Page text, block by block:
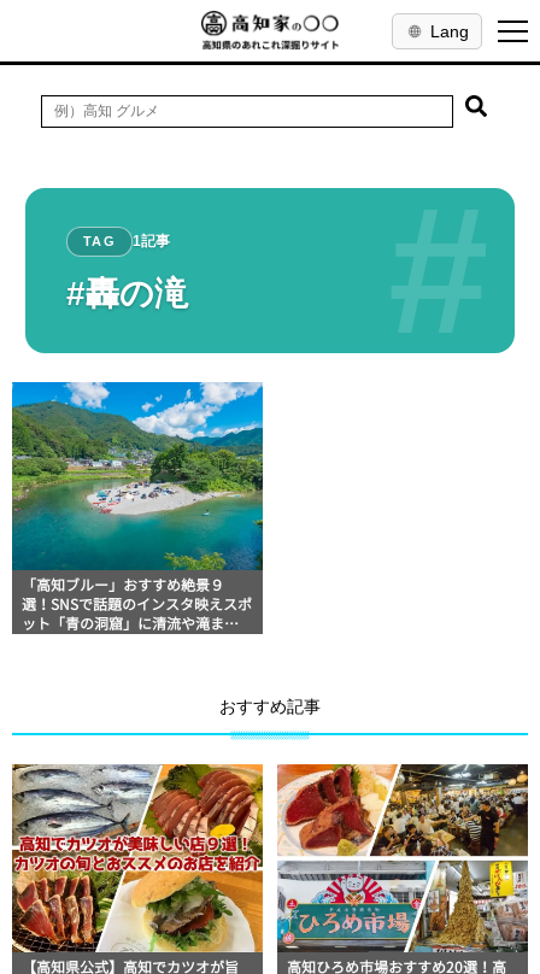
Lang
#
TAG 1記事
#轟の滝
「高知ブルー」おすすめ絶景９
選！SNSで話題のインスタ映えスポ
ット「青の洞窟」に清流や滝まで
おすすめ記事
【高知県公式】高知でカツオが旨
高知ひろめ市場おすすめ20選！高